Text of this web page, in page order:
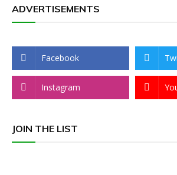
ADVERTISEMENTS
Facebook
Instagram
JOIN THE LIST